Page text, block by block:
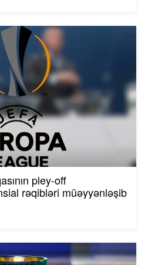
pley-off
rəqibləri müəyyənləşib